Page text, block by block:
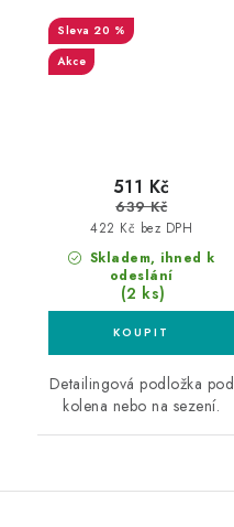
20 %
Akce
Skladem, ihned k
odeslání
(2 ks)
422 Kč bez DPH
511 Kč
639 Kč
Detailingová podložka pod
kolena nebo na sezení.